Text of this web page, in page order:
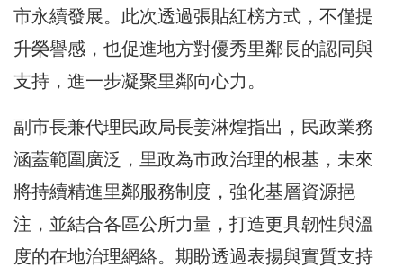
市永續發展。此次透過張貼紅榜方式，不僅提
升榮譽感，也促進地方對優秀里鄰長的認同與
支持，進一步凝聚里鄰向心力。
副市長兼代理民政局長姜淋煌指出，民政業務
涵蓋範圍廣泛，里政為市政治理的根基，未來
將持續精進里鄰服務制度，強化基層資源挹
注，並結合各區公所力量，打造更具韌性與溫
度的在地治理網絡。期盼透過表揚與實質支持